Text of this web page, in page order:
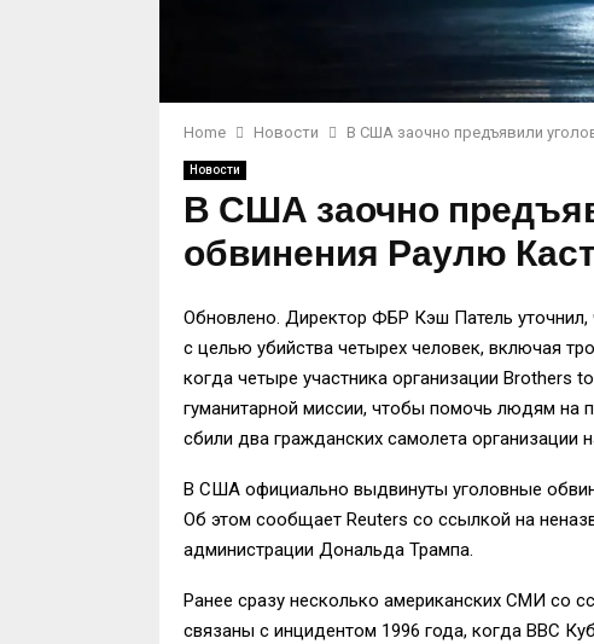
Home Новости В США заочно предъявили
Новости
В США заочно
обвинения Раулю
Обновлено. Директор ФБР Кэш Патель
с целью убийства четырех человек, включая
когда четыре участника организации Brothers
гуманитарной миссии, чтобы помочь людям на
сбили два гражданских самолета
В США официально выдвинуты уголовные
Об этом сообщает Reuters со ссылкой на
администрации Дональда Трампа.
Ранее сразу несколько американских СМИ со
связаны с инцидентом 1996 года, когда ВВС